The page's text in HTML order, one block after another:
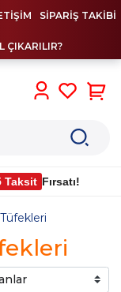
SİPARİŞ TAKİBİ
ÇIKARILIR?
Taksit Fırsatı!